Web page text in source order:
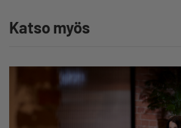
Katso myös